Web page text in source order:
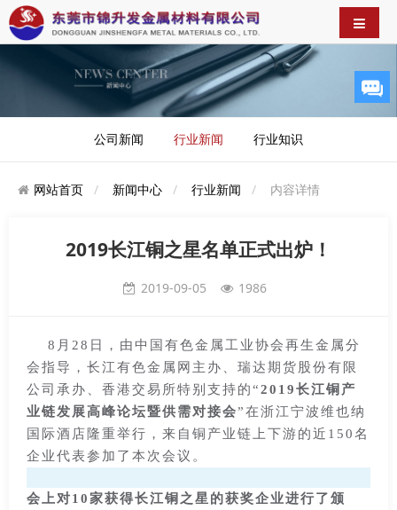
公司新闻 行业新闻 行业知识
网站首页 新闻中心 行业新闻 内容详情
2019长江铜之星名单正式出炉！
2019-09-05 1986
8 月28日，由中国有色金属工业协会再生金属分
会指导，长江有色金属网主办、瑞达期货股份有限
公司承办、香港交易所特别支持的“2019长江铜产
业链发展高峰论坛暨供需对接会”在浙江宁波维也纳
国际酒店隆重举行，来自铜产业链上下游的近150名
企业代表参加了本次会议。
会上对10家获得长江铜之星的获奖企业进行了颁